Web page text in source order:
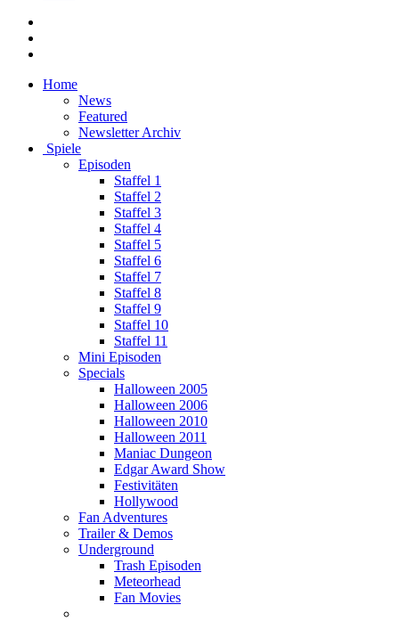
Home
News
Featured
Newsletter Archiv
Spiele
Episoden
Staffel 1
Staffel 2
Staffel 3
Staffel 4
Staffel 5
Staffel 6
Staffel 7
Staffel 8
Staffel 9
Staffel 10
Staffel 11
Mini Episoden
Specials
Halloween 2005
Halloween 2006
Halloween 2010
Halloween 2011
Maniac Dungeon
Edgar Award Show
Festivitäten
Hollywood
Fan Adventures
Trailer & Demos
Underground
Trash Episoden
Meteorhead
Fan Movies